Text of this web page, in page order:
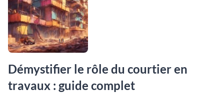
Démystifier le rôle du courtier en
travaux : guide complet